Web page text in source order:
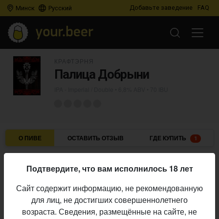
Минск Русский Добавьте заведение FAQ
Палица Добрыни
О ПИВЕ ОСТАВИТЬ ОТЗЫВ ГДЕ КУПИТЬ 1
Пивоварня:
Крафтэрня
Алкоголь:
6,8%
Горечь:
70 IBU
Подтвердите, что вам исполнилось 18 лет
Сайт содержит информацию, не рекомендованную
для лиц, не достигших совершеннолетнего
возраста. Сведения, размещённые на сайте, не